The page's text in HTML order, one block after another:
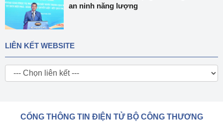
an ninh năng lượng
LIÊN KẾT WEBSITE
CỔNG THÔNG TIN ĐIỆN TỬ BỘ CÔNG THƯƠNG